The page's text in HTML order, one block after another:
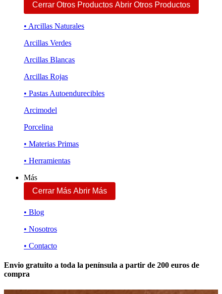
Cerrar Otros Productos Abrir Otros Productos
• Arcillas Naturales
Arcillas Verdes
Arcillas Blancas
Arcillas Rojas
• Pastas Autoendurecibles
Arcimodel
Porcelina
• Materias Primas
• Herramientas
Más
Cerrar Más Abrir Más
• Blog
• Nosotros
• Contacto
Envio gratuito a toda la península a partir de 200 euros de
compra